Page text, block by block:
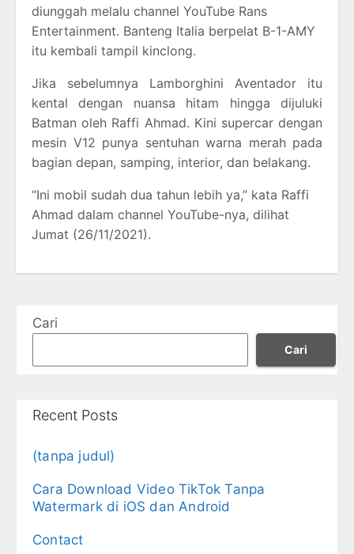
diunggah melalu channel YouTube Rans
Entertainment. Banteng Italia berpelat B-1-AMY
itu kembali tampil kinclong.
Jika sebelumnya Lamborghini Aventador itu
kental dengan nuansa hitam hingga dijuluki
Batman oleh Raffi Ahmad. Kini supercar dengan
mesin V12 punya sentuhan warna merah pada
bagian depan, samping, interior, dan belakang.
“Ini mobil sudah dua tahun lebih ya,” kata Raffi
Ahmad dalam channel YouTube-nya, dilihat
Jumat (26/11/2021).
Cari
Cari
Recent Posts
(tanpa judul)
Cara Download Video TikTok Tanpa
Watermark di iOS dan Android
Contact